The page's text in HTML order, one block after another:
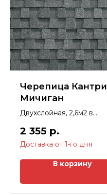
Черепица Кантри
Мичиган
Двухслойная, 2,6м2 в
2 355 р.
В корзину